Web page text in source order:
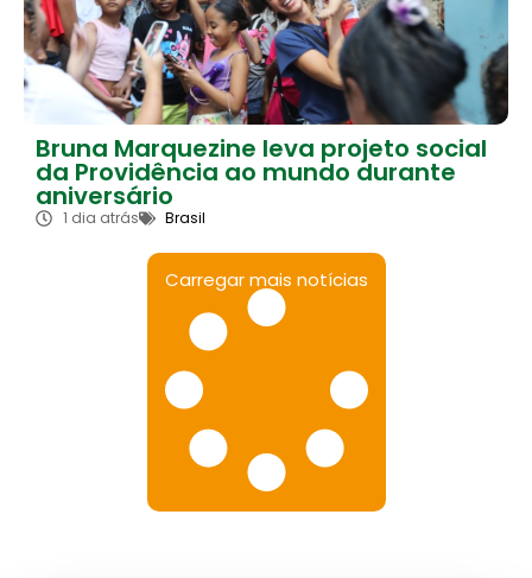
Bruna Marquezine leva projeto social
da Providência ao mundo durante
aniversário
1 dia atrás Brasil
Carregar mais notícias